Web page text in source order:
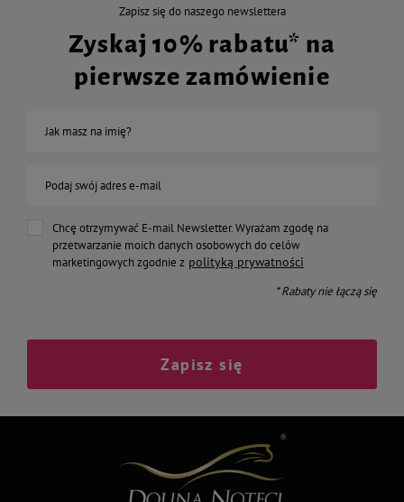
Zapisz się do naszego newslettera
Zyskaj 10% rabatu* na
pierwsze zamówienie
Jak masz na imię?
Podaj swój adres e-mail
Chcę otrzymywać E-mail Newsletter. Wyrażam zgodę na
przetwarzanie moich danych osobowych do celów
marketingowych zgodnie z polityką prywatności
* Rabaty nie łączą się
Zapisz się